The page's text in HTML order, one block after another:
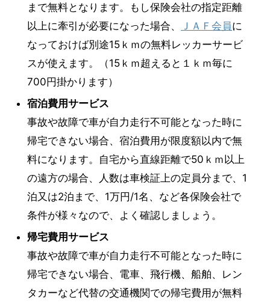
まで無料となります。もし保険会社の指定距離
以上に牽引が必要になった場合、
ＪＡＦ会員に
なっておけば別途15ｋｍの無料レッカーサービ
スが使えます。（15ｋｍ超えると１ｋｍ毎に
700円掛かります）
宿泊費用サービス
事故や故障で車が自力走行不可能となった時に
帰宅できない場合、宿泊費用が限度額以内で無
料になります。自宅から直線距離で50ｋｍ以上
の遠方の場合、人数は車検証上の定員分まで、1
泊又は2泊まで、1万円/1名、など各保険会社で
条件が様々なので、よく確認しましょう。
帰宅費用サービス
事故や故障で車が自力走行不可能となった時に
帰宅できない場合、電車、飛行機、船舶、レン
タカーなど代替の交通機関での帰宅費用が無料